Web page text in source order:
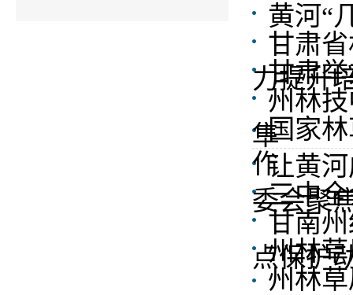
黄河“
甘肃
力提升
甘肃
州林
隼国家
作让黄
委会聚
三中
甘南
点保护
州林
州林